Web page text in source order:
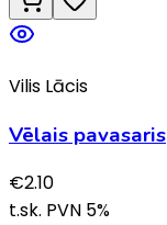
Vilis Lācis
Vēlais pavasaris
€2.10
t.sk. PVN 5%